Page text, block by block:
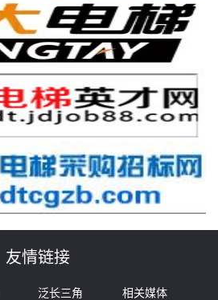
友情链接
泛长三角 相关媒体